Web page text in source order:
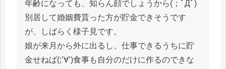
年齢になっても、知らん顔でしょうから(；ﾟДﾟ)
別居して婚姻費貰った方が貯金できそうです
が、しばらく様子見です。
娘が来月から外に出るし、仕事できるうちに貯
金せねば(;’∀’)食事も自分のだけに作るのできな